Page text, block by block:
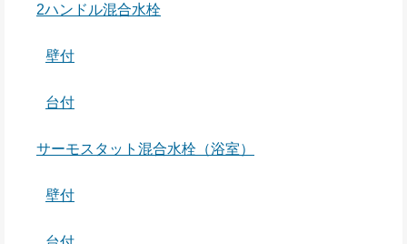
2ハンドル混合水栓
壁付
台付
サーモスタット混合水栓（浴室）
壁付